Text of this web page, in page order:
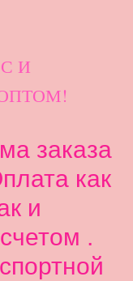
И
заказа
как
и
.